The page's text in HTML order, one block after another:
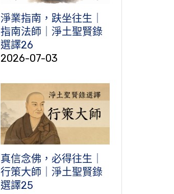
淨業指南，趺坐往生｜
指南法師｜淨土聖賢錄
選譯26
2026-07-03
真信念佛，必得往生｜
行策大師｜淨土聖賢錄
選譯25